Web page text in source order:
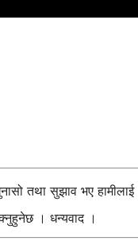
तथा सुझाव भए हामीलाई
। धन्यवाद ।